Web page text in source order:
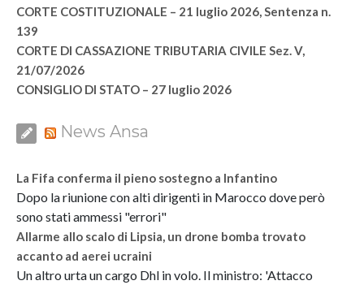
CORTE COSTITUZIONALE – 21 luglio 2026, Sentenza n.
139
CORTE DI CASSAZIONE TRIBUTARIA CIVILE Sez. V,
21/07/2026
CONSIGLIO DI STATO – 27 luglio 2026
News Ansa
La Fifa conferma il pieno sostegno a Infantino
Dopo la riunione con alti dirigenti in Marocco dove però
sono stati ammessi "errori"
Allarme allo scalo di Lipsia, un drone bomba trovato
accanto ad aerei ucraini
Un altro urta un cargo Dhl in volo. Il ministro: 'Attacco